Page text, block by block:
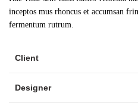
inceptos mus rhoncus et accumsan
fermentum rutrum.
Client
Designer